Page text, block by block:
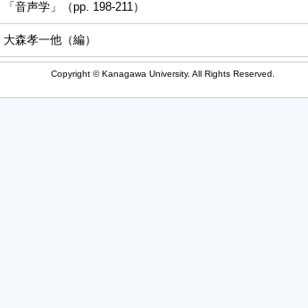
「音声学」（pp. 198-211）
大森孝一他（編）
Copyright © Kanagawa University. All Rights Reserved.